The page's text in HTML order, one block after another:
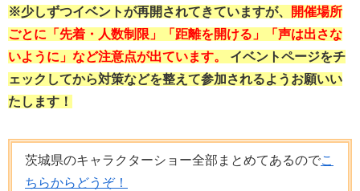
※少しずつイベントが再開されてきていますが、
開催場所
ごとに「先着・人数制限」「距離を開ける」「声は出さな
いように」など注意点が出ています。 イベントページをチ
ェックしてから対策などを整えて参加されるようお願いい
たします！
茨城県のキャラクターショー全部まとめてあるのでこ
ちらからどうぞ！